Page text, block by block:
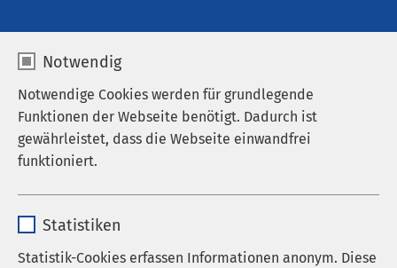
Notwendig
Notwendige Cookies werden für grundlegende
Funktionen der Webseite benötigt. Dadurch ist
gewährleistet, dass die Webseite einwandfrei
funktioniert.
Anbieter sgalinski
Statistiken
Statistik-Cookies erfassen Informationen anonym. Diese
Der Lotse -
Geschlossene
Wohneinrichtung für
Menschen mit schwerer
seelischer Behinderung